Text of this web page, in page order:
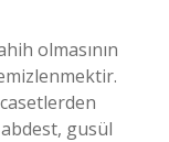
olmasının
gusül